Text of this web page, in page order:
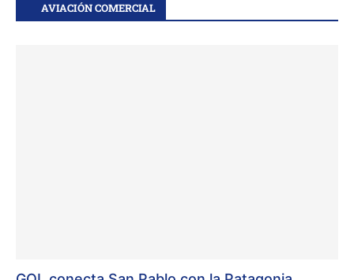
AVIACIÓN COMERCIAL